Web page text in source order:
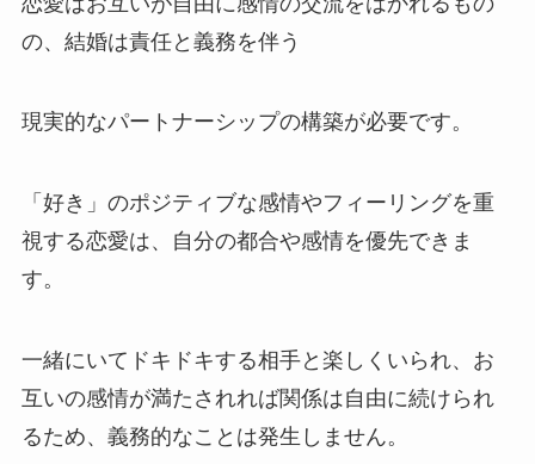
の、結婚は責任と義務を伴う
現実的なパートナーシップの構築が必要です。
「好き」のポジティブな感情やフィーリングを重
視する恋愛は、自分の都合や感情を優先できま
す。
一緒にいてドキドキする相手と楽しくいられ、お
互いの感情が満たされれば関係は自由に続けられ
るため、義務的なことは発生しません。